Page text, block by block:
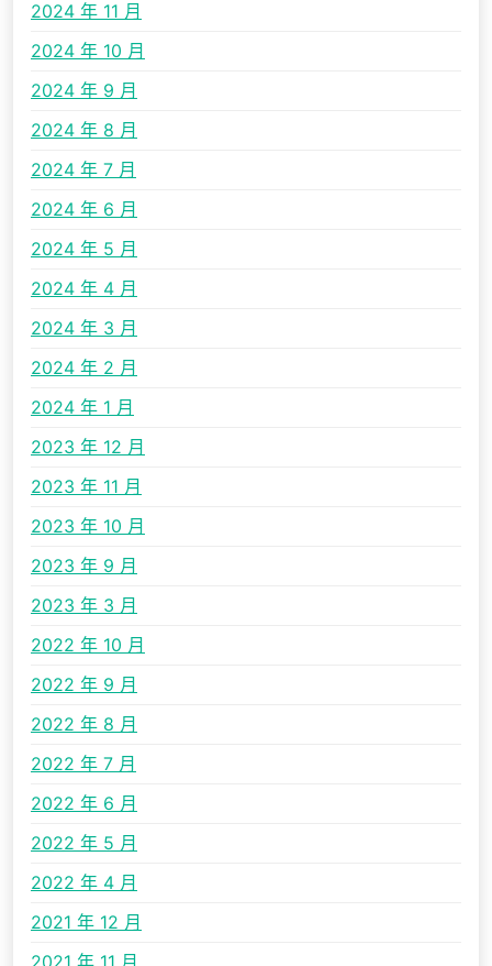
2024 年 11 月
2024 年 10 月
2024 年 9 月
2024 年 8 月
2024 年 7 月
2024 年 6 月
2024 年 5 月
2024 年 4 月
2024 年 3 月
2024 年 2 月
2024 年 1 月
2023 年 12 月
2023 年 11 月
2023 年 10 月
2023 年 9 月
2023 年 3 月
2022 年 10 月
2022 年 9 月
2022 年 8 月
2022 年 7 月
2022 年 6 月
2022 年 5 月
2022 年 4 月
2021 年 12 月
2021 年 11 月